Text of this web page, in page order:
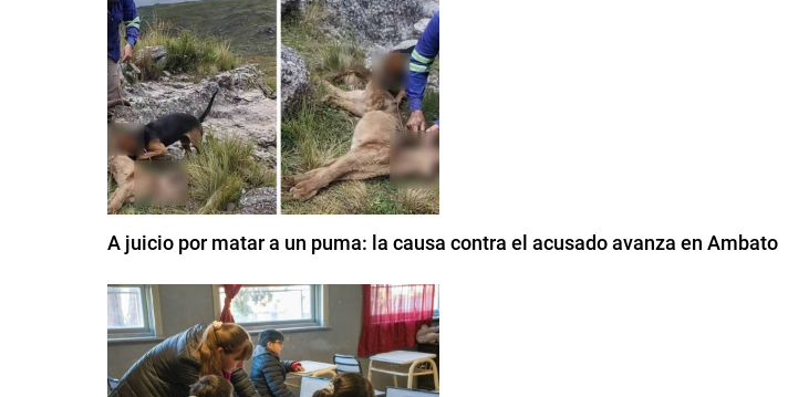
A juicio por matar a un puma: la causa contra el acusado avanza en Ambato